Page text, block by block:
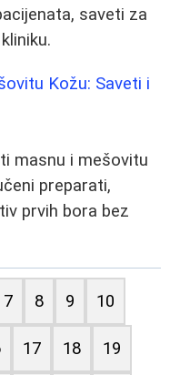
saveti za
Kožu: Saveti i
masnu i mešovitu
preparati,
prvih bora bez
7 8 9 10
17 18 19